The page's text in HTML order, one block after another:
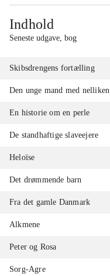
Indhold
Seneste udgave, bog
Skibsdrengens fortælling
Den unge mand med nelliken
En historie om en perle
De standhaftige slaveejere
Heloïse
Det drømmende barn
Fra det gamle Danmark
Alkmene
Peter og Rosa
Sorg-Agre